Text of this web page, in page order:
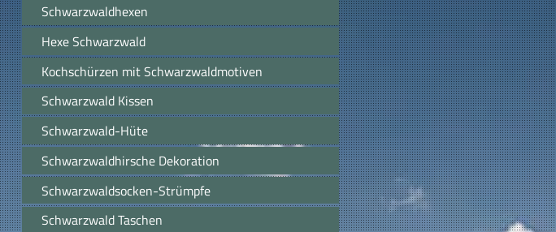
Schwarzwaldhexen
Hexe Schwarzwald
Kochschürzen mit Schwarzwaldmotiven
Schwarzwald Kissen
Schwarzwald-Hüte
Schwarzwaldhirsche Dekoration
Schwarzwaldsocken-Strümpfe
Schwarzwald Taschen